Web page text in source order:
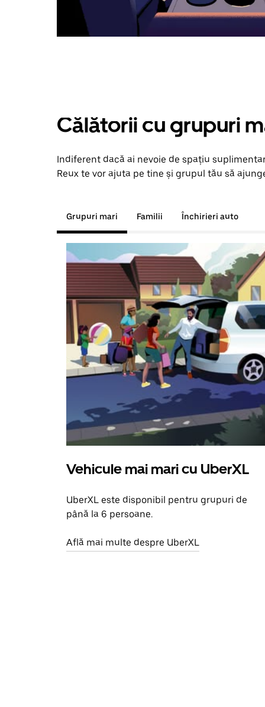
Călătorii cu grupuri
Indiferent dacă ai nevoie de spațiu
Reux te vor ajuta pe tine și grupul tău să
Grupuri mari Familii Închirieri auto
Vehicule mai mari cu UberXL
UberXL este disponibil pentru grupuri de
până la 6 persoane.
Află mai multe despre UberXL